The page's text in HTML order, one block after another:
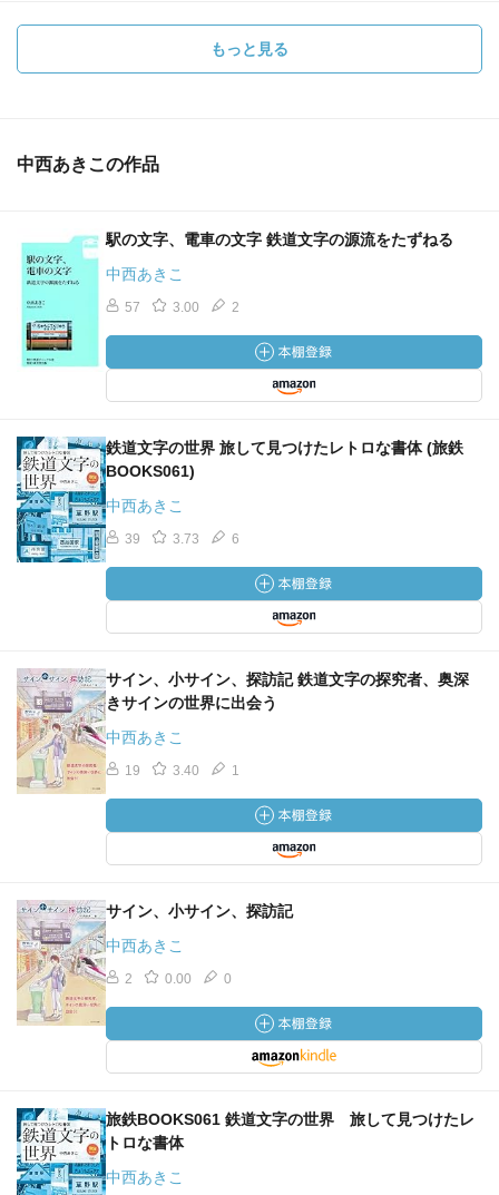
もっと見る
中西あきこの作品
駅の文字、電車の文字 鉄道文字の源流をたずねる
中西あきこ
57 3.00 2
鉄道文字の世界 旅して見つけたレトロな書体 (旅鉄
BOOKS061)
中西あきこ
39 3.73 6
サイン、小サイン、探訪記 鉄道文字の探究者、奥深
きサインの世界に出会う
中西あきこ
19 3.40 1
サイン、小サイン、探訪記
中西あきこ
2 0.00 0
旅鉄BOOKS061 鉄道文字の世界 旅して見つけたレ
トロな書体
中西あきこ